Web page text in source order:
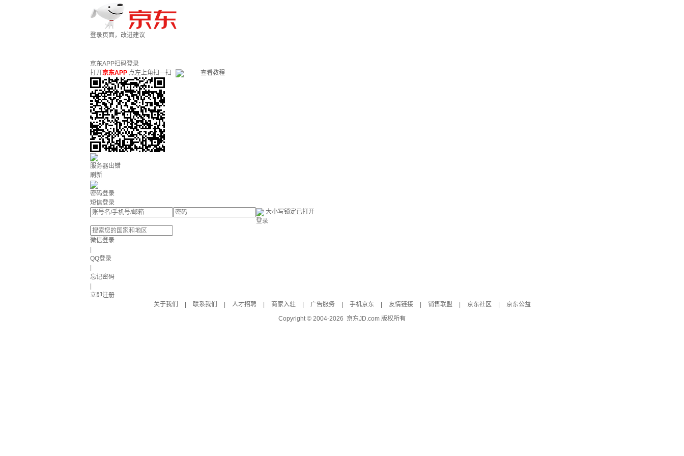
登录页面，改进建议
京东APP扫码登录
打开京东APP 点左上角扫一扫 查看教程
服务器出错
刷新
密码登录
短信登录
大小写锁定已打开
登录
微信登录
QQ登录
忘记密码
立即注册
关于我们
联系我们 人才招聘 商家入驻 广告服务 手机京东 友情链接 销售联盟 京东社区
京东公益
Copyright © 2004-2026 京东JD.com 版权所有